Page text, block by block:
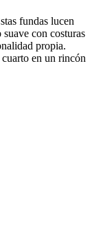
fundas lucen
con costuras
propia.
en un rincón